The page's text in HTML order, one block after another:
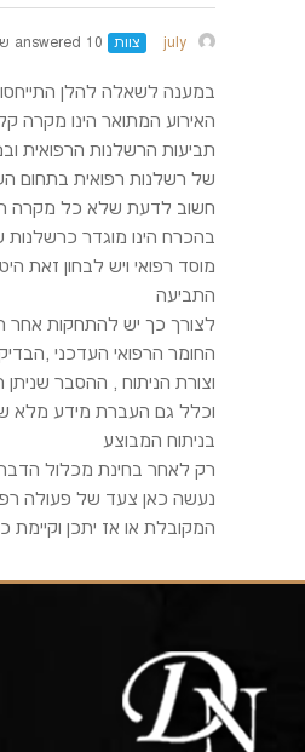
july צוות
במענה לשאלה להלן
האירוע המתואר הינו מקרה
תביעות הרשלנות הרפואית
של רשלנות רפואית בתחום
חשוב לדעת שלא כל מקרה
בהכרח הינו מוגדר
מוסד רפואי ויש לבחון זאת
התביעה
לצורך כך יש להתחקות אחר
החומר הרפואי העדכני
וצורת הניתוח , ההסבר
וכלל גם העברת מידע מלא של
בניתוח המבוצע
רק לאחר בחינת מכלול
נעשה כאן צעד של פעולה
המקובלת או אז יתכן וקיימת